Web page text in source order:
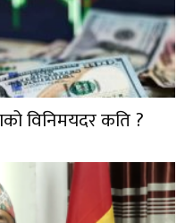
विनिमयदर कति ?